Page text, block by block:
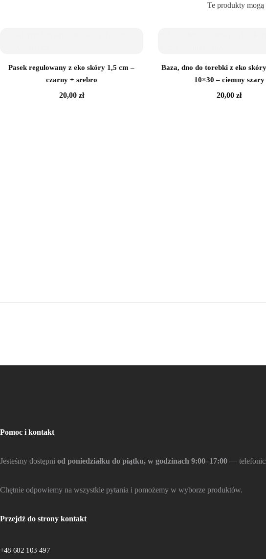
Te produkty
Pasek regulowany z eko skóry 1,5 cm –
czarny + srebro
20,00 zł
Baza, dno do torebki z eko skóry
10×30 – ciemny szary
20,00zł
Pomoc i kontakt
Jesteśmy dostępni od poniedziałku do piątku, w godzinach 9:00–17:00 —
Chętnie odpowiemy na wszystkie pytania i pomożemy w wyborze produktów.
Przejdź do strony kontakt
+48 602 103 497
Sznurek poliestrowy